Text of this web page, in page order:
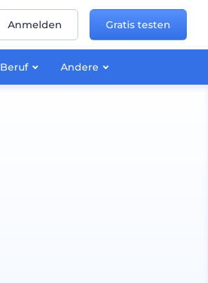
Beruf Andere
Anmelden Gratis testen